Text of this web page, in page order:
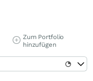
Zum Portfolio
hinzufügen